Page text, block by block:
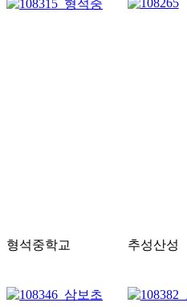
형석중학교 추성산성